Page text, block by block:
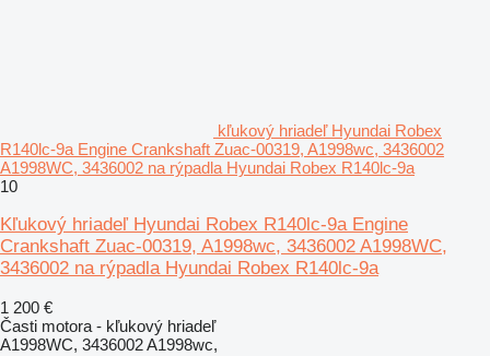
kľukový hriadeľ Hyundai Robex
R140lc-9a Engine Crankshaft Zuac-00319, A1998wc, 3436002
A1998WC, 3436002 na rýpadla Hyundai Robex R140lc-9a
10
Kľukový hriadeľ Hyundai Robex R140lc-9a Engine
Crankshaft Zuac-00319, A1998wc, 3436002 A1998WC,
3436002 na rýpadla Hyundai Robex R140lc-9a
1 200 €
Časti motora - kľukový hriadeľ
A1998WC, 3436002 A1998wc,